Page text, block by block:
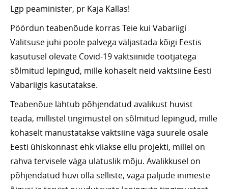
Lgp peaminister, pr Kaja Kallas!
Pöördun teabenõude korras Teie kui Vabariigi
Valitsuse juhi poole palvega väljastada kõigi Eestis
kasutusel olevate Covid-19 vaktsiinide tootjatega
sõlmitud lepingud, mille kohaselt neid vaktsiine Eesti
Vabariigis kasutatakse.
Teabenõue lähtub põhjendatud avalikust huvist
teada, millistel tingimustel on sõlmitud lepingud, mille
kohaselt manustatakse vaktsiine väga suurele osale
Eesti ühiskonnast ehk viiakse ellu projekti, millel on
rahva tervisele väga ulatuslik mõju. Avalikkusel on
põhjendatud huvi olla selliste, väga paljude inimeste